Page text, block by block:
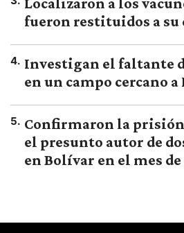
fueron restituidos a su
4. Investigan el faltante
en un campo cercano
5. Confirmaron la
el presunto autor de
en Bolívar en el mes